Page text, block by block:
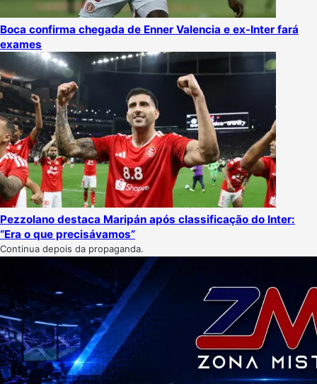
Boca confirma chegada de Enner Valencia e ex-Inter fará
exames
Pezzolano destaca Maripán após classificação do Inter:
“Era o que precisávamos”
Continua depois da propaganda.